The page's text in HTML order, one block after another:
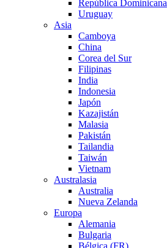
República Dominicana
Uruguay
Asia
Camboya
China
Corea del Sur
Filipinas
India
Indonesia
Japón
Kazajistán
Malasia
Pakistán
Tailandia
Taiwán
Vietnam
Australasia
Australia
Nueva Zelanda
Europa
Alemania
Bulgaria